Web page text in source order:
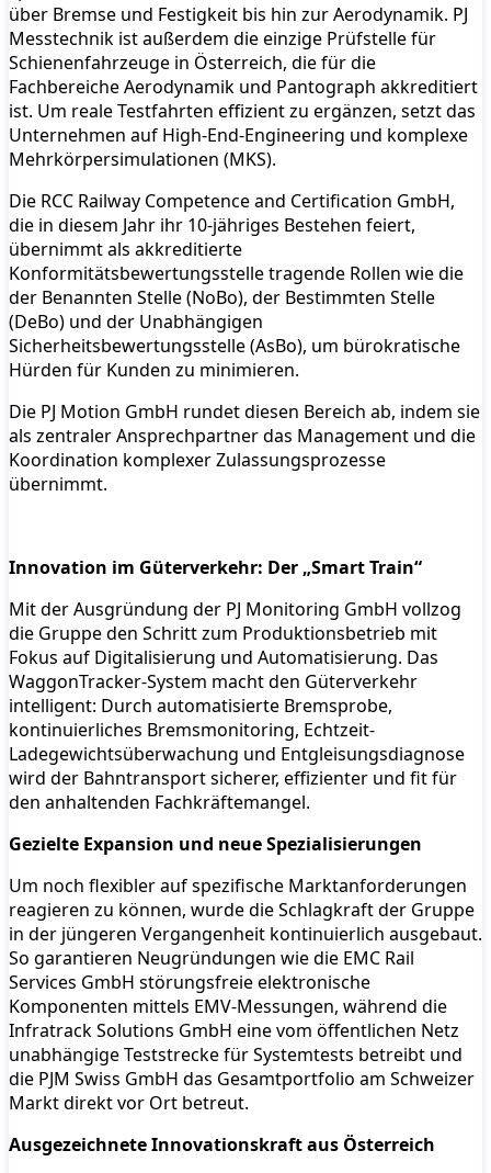
über Bremse und Festigkeit bis hin zur Aerodynamik. PJ
Messtechnik ist außerdem die einzige Prüfstelle für
Schienenfahrzeuge in Österreich, die für die
Fachbereiche Aerodynamik und Pantograph akkreditiert
ist. Um reale Testfahrten effizient zu ergänzen, setzt das
Unternehmen auf High-End-Engineering und komplexe
Mehrkörpersimulationen (MKS).
Die RCC Railway Competence and Certification GmbH,
die in diesem Jahr ihr 10-jähriges Bestehen feiert,
übernimmt als akkreditierte
Konformitätsbewertungsstelle tragende Rollen wie die
der Benannten Stelle (NoBo), der Bestimmten Stelle
(DeBo) und der Unabhängigen
Sicherheitsbewertungsstelle (AsBo), um bürokratische
Hürden für Kunden zu minimieren.
Die PJ Motion GmbH rundet diesen Bereich ab, indem sie
als zentraler Ansprechpartner das Management und die
Koordination komplexer Zulassungsprozesse
übernimmt.
Innovation im Güterverkehr: Der „Smart Train“
Mit der Ausgründung der PJ Monitoring GmbH vollzog
die Gruppe den Schritt zum Produktionsbetrieb mit
Fokus auf Digitalisierung und Automatisierung. Das
WaggonTracker-System macht den Güterverkehr
intelligent: Durch automatisierte Bremsprobe,
kontinuierliches Bremsmonitoring, Echtzeit-
Ladegewichtsüberwachung und Entgleisungsdiagnose
wird der Bahntransport sicherer, effizienter und fit für
den anhaltenden Fachkräftemangel.
Gezielte Expansion und neue Spezialisierungen
Um noch flexibler auf spezifische Marktanforderungen
reagieren zu können, wurde die Schlagkraft der Gruppe
in der jüngeren Vergangenheit kontinuierlich ausgebaut.
So garantieren Neugründungen wie die EMC Rail
Services GmbH störungsfreie elektronische
Komponenten mittels EMV-Messungen, während die
Infratrack Solutions GmbH eine vom öffentlichen Netz
unabhängige Teststrecke für Systemtests betreibt und
die PJM Swiss GmbH das Gesamtportfolio am Schweizer
Markt direkt vor Ort betreut.
Ausgezeichnete Innovationskraft aus Österreich